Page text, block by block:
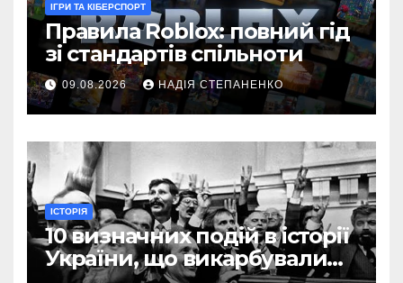
ІГРИ ТА КІБЕРСПОРТ
Правила Roblox: повний гід
зі стандартів спільноти
09.08.2026 НАДІЯ СТЕПАНЕНКО
ІСТОРІЯ
10 визначних подій в історії
України, що викарбували